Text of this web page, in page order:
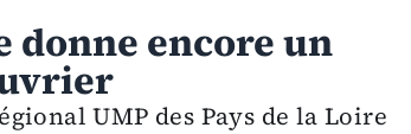
donne encore un
UMP des Pays de la Loire